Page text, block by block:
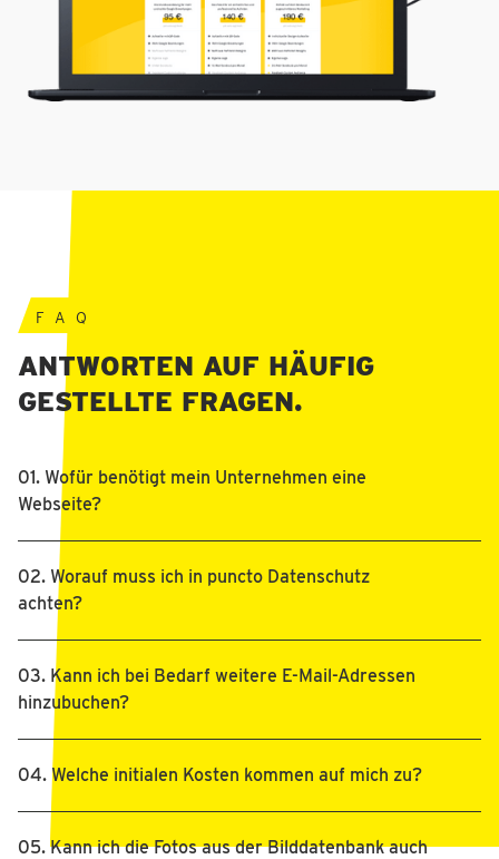
FAQ
ANTWORTEN AUF HÄUFIG
GESTELLTE FRAGEN.
01. Wofür benötigt mein Unternehmen eine
Webseite?
02. Worauf muss ich in puncto Datenschutz
achten?
03. Kann ich bei Bedarf weitere E-Mail-Adressen
hinzubuchen?
04. Welche initialen Kosten kommen auf mich zu?
05. Kann ich die Fotos aus der Bilddatenbank auch